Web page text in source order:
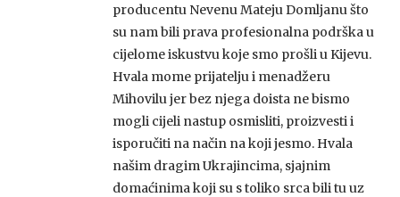
producentu Nevenu Mateju Domljanu što
su nam bili prava profesionalna podrška u
cijelome iskustvu koje smo prošli u Kijevu.
Hvala mome prijatelju i menadžeru
Mihovilu jer bez njega doista ne bismo
mogli cijeli nastup osmisliti, proizvesti i
isporučiti na način na koji jesmo. Hvala
našim dragim Ukrajincima, sjajnim
domaćinima koji su s toliko srca bili tu uz